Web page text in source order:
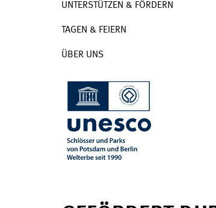
UNTERSTÜTZEN & FÖRDERN
TAGEN & FEIERN
ÜBER UNS